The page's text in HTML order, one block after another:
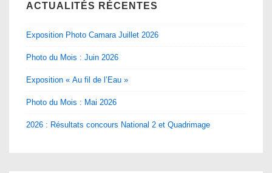
ACTUALITÉS RÉCENTES
Exposition Photo Camara Juillet 2026
Photo du Mois : Juin 2026
Exposition « Au fil de l’Eau »
Photo du Mois : Mai 2026
2026 : Résultats concours National 2 et Quadrimage